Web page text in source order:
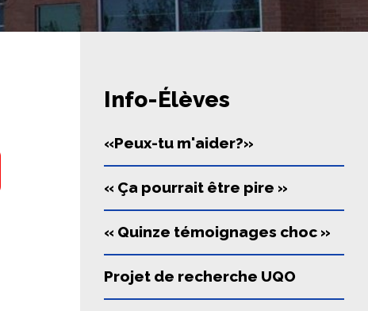
Info-Élèves
«Peux-tu m'aider?»
« Ça pourrait être pire »
« Quinze témoignages choc »
Projet de recherche UQO